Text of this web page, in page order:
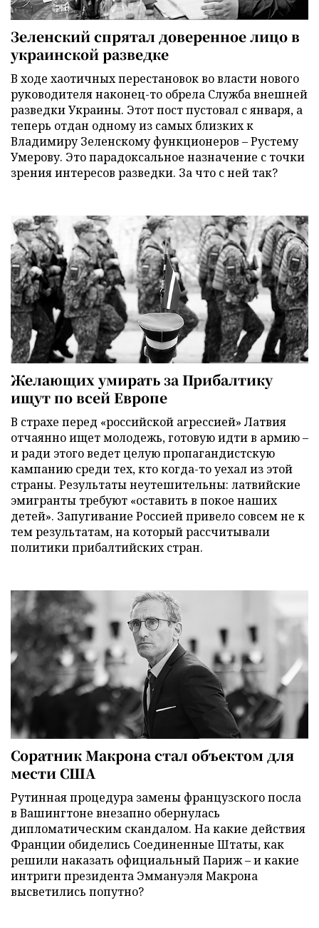
Зеленский спрятал доверенное лицо в
украинской разведке
В ходе хаотичных перестановок во власти нового
руководителя наконец-то обрела Служба внешней
разведки Украины. Этот пост пустовал с января, а
теперь отдан одному из самых близких к
Владимиру Зеленскому функционеров – Рустему
Умерову. Это парадоксальное назначение с точки
зрения интересов разведки. За что с ней так?
Желающих умирать за Прибалтику
ищут по всей Европе
В страхе перед «российской агрессией» Латвия
отчаянно ищет молодежь, готовую идти в армию –
и ради этого ведет целую пропагандистскую
кампанию среди тех, кто когда-то уехал из этой
страны. Результаты неутешительны: латвийские
эмигранты требуют «оставить в покое наших
детей». Запугивание Россией привело совсем не к
тем результатам, на который рассчитывали
политики прибалтийских стран.
Соратник Макрона стал объектом для
мести США
Рутинная процедура замены французского посла
в Вашингтоне внезапно обернулась
дипломатическим скандалом. На какие действия
Франции обиделись Соединенные Штаты, как
решили наказать официальный Париж – и какие
интриги президента Эммануэля Макрона
высветились попутно?